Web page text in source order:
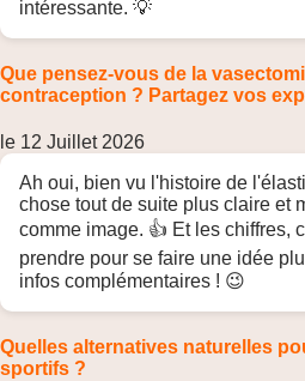
intéressante. 💡
Que pensez-vous de la
contraception ? Partagez vos
le 12 Juillet 2026
Ah oui, bien vu l'histoire de
chose tout de suite plus claire et
comme image. 👍 Et les chiffres,
prendre pour se faire une idée
infos complémentaires ! 😉
Quelles alternatives naturelles
sportifs ?